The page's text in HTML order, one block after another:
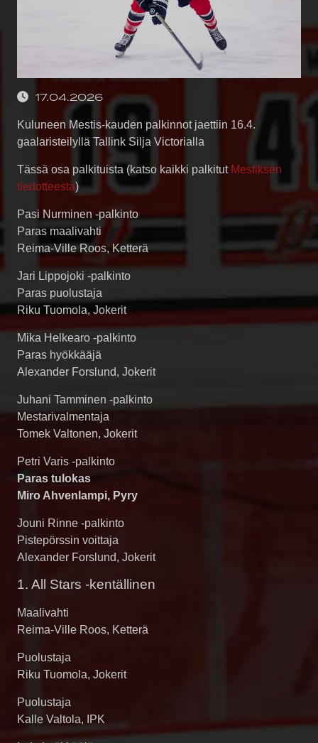
17.04.2026
Kuluneen Mestis-kauden palkinnot jaettiin 16.4.
gaalaristeilyllä Tallink Silja Victorialla
Tässä osa palkituista (katso kaikki palkitut Mestiksen
tiedotteesta)
Pasi Nurminen -palkinto
Paras maalivahti
Reima-Ville Roos, Ketterä
Jari Lippojoki -palkinto
Paras puolustaja
Riku Tuomola, Jokerit
Mika Helkearo -palkinto
Paras hyökkääjä
Alexander Forslund, Jokerit
Juhani Tamminen -palkinto
Mestarivalmentaja
Tomek Valtonen, Jokerit
Petri Varis -palkinto
Paras tulokas
Miro Ahvenlampi, Pyry
Jouni Rinne -palkinto
Pistepörssin voittaja
Alexander Forslund, Jokerit
1. All Stars -kentällinen
Maalivahti
Reima-Ville Roos, Ketterä
Puolustaja
Riku Tuomola, Jokerit
Puolustaja
Kalle Valtola, IPK